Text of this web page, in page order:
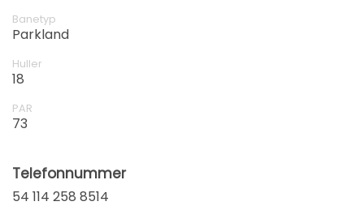
Banetyp
Parkland
Huller
18
PAR
73
Telefonnummer
54 114 258 8514